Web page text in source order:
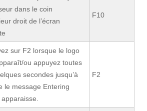
dans le coin
droit de l’écran
F10
sur F2 lorsque le logo
ou appuyez toutes
secondes jusqu’à
le message Entering
F2